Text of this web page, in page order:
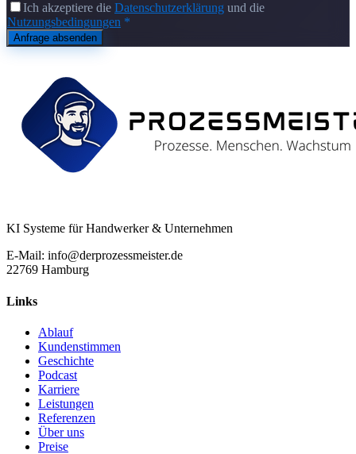
Ich akzeptiere die Datenschutzerklärung und die
Nutzungsbedingungen *
Anfrage absenden
KI Systeme für Handwerker & Unternehmen
E-Mail: info@derprozessmeister.de
22769 Hamburg
Links
Ablauf
Kundenstimmen
Geschichte
Podcast
Karriere
Leistungen
Referenzen
Über uns
Preise